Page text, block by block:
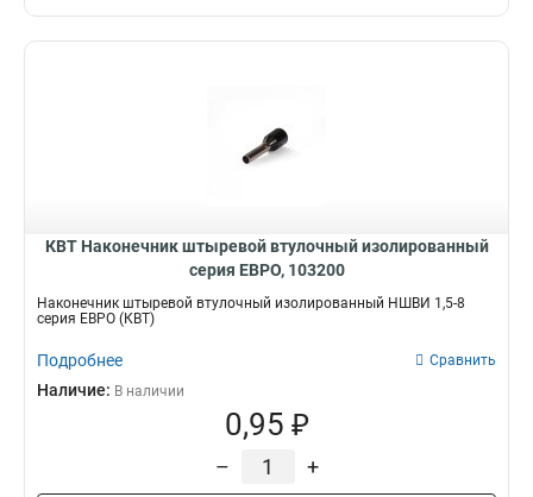
КВТ Наконечник штыревой втулочный изолированный
серия ЕВРО, 103200
Наконечник штыревой втулочный изолированный НШВИ 1,5-8
серия ЕВРО (КВТ)
Подробнее Сравнить
Наличие: В наличии
0,95 ₽
– +